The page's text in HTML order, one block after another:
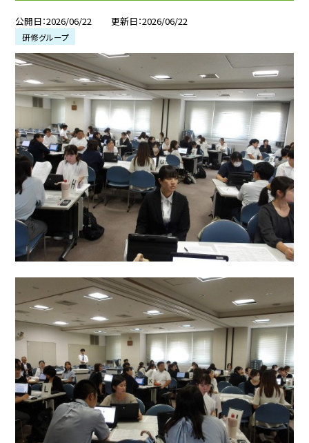
公開日 2026/06/22 更新日 2026/06/22
研修グループ